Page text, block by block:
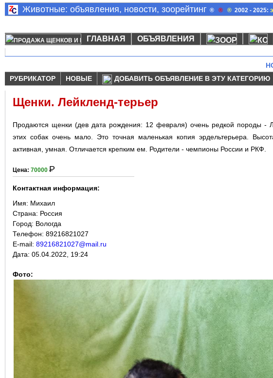
Животные: объявления, новости, зоорейтинг ® ® ® 2002 - 2025:
ГЛАВНАЯ ОБЪЯВЛЕНИЯ
РУБРИКАТОР
НОВЫЕ ДОБАВИТЬ ОБЪЯВЛЕНИЕ В ЭТУ КАТЕГОРИЮ
Щенки. Лейкленд-терьер
Продаются щенки (дев дата рождения: 12 февраля) очень редкой породы -
этиx собак очень мало. Это точная маленькая копия эрдельтерьера.
активная, умная. Отличается крепким ем. Родители - чемпионы России и РКФ.
Цена: 70000 Р
Контактная информация:
Имя: Михаил
Страна: Россия
Город: Вологда
Телефон: 89216821027
E-mail: 89216821027@mail.ru
Дата: 05.04.2022, 19:24
Фото: